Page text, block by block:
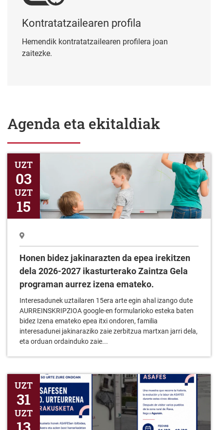
Kontratatzailearen profila
zaitezke.
Agenda eta ekitaldiak
Honen bidez jakinarazten da epea irekitzen dela 2026-2027
03
UZT
15
dela 2026-2027 ikasturterako Zaintza Gela
programan aurrez izena emateko.
AURREINSKRIPZIOA google-en formularioko esteka baten
bidez Izena emateko epea itxi ondoren, familia
interesadunei jakinaraziko zaie zerbitzua martxan jarri dela,
eta orduan ordainduko zaie...
ASAFESEN 50. Urterrena erakusketa
31
UZT
13